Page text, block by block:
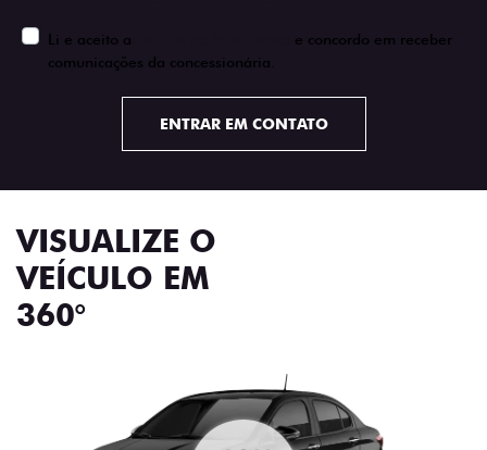
Li e aceito a
e concordo em receber
comunicações da concessionária.
ENTRAR EM CONTATO
VISUALIZE O
VEÍCULO EM
360°